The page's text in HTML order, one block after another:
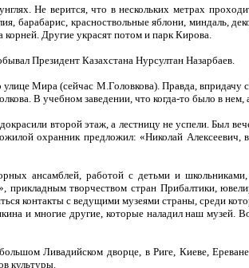
Не верится, что в нескольких метрах
барабарис, красноствольные яблони, миндаль,
корней. Другие украсят потом и парк Кирова.
Президент Казахстана Нурсултан Назарбаев.
Мира (сейчас М.Головкова). Правда, впридачу
В учебном заведении, что когда-то было в нем,
второй этаж, а лестницу не успели. Был
охранник предложил: «Николай
ансамблей, работой с детьми и
прикладным творчеством стран Прибалтики,
контакты с ведущими музеями страны, среди
и многие другие, которые наладил наш музей.
Ливадийском дворце, в Риге, Киеве,
культуры.